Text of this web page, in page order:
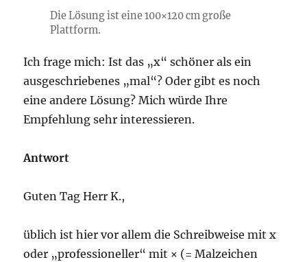
Die Lösung ist eine 100×120 cm große
Plattform.
Ich frage mich: Ist das „x“ schöner als ein
ausgeschriebenes „mal“? Oder gibt es noch
eine andere Lösung? Mich würde Ihre
Empfehlung sehr interessieren.
Antwort
Guten Tag Herr K.,
üblich ist hier vor allem die Schreibweise mit x
oder „professioneller“ mit × (= Malzeichen